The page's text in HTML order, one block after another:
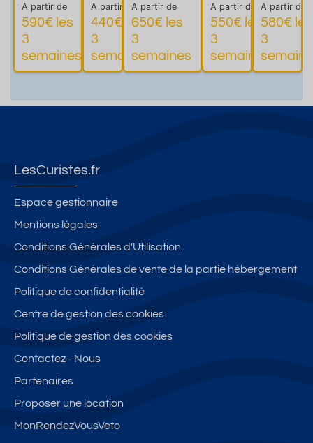
PARKIN
G,
Balcon
SUD,
dégagé
A partir de
590€ les
3
semaines
Plus
d'informations
m
des
the
rm
A partir de
440€ les
3
semaines
Plus
d'informations
e... - 400m
de
l'établiss
ement de
Thermale
A partir de
650€ les
3
semaines
Plus
d'informations
1km
des
ther
mes
A partir de
550€ les
3
semaines
terra
sse
et
parki
A partir de
580€ les
3
LesCuristes.fr
Espace gestionnaire
Mentions légales
Conditions Générales d'Utilisation
Conditions Générales de vente de la partie hébergement
Politique de confidentialité
Centre de gestion des cookies
Politique de gestion des cookies
Contactez - Nous
Partenaires
Proposer une location
MonRendezVousVeto